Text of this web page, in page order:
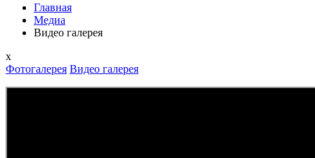
Главная
Медиа
Видео галерея
x
Фотогалерея Видео галерея